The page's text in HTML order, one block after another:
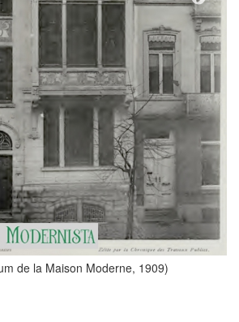
(Foto: © SPRB-DMS;
monument.heritage.brussels/fr/
2012)